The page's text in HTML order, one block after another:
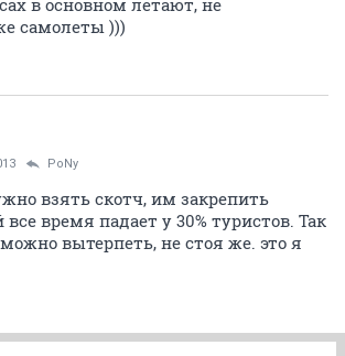
в основном летают, не
самолеты )))
PoNy
взять скотч, им закрепить
время падает у 30% туристов. Так
вытерпеть, не стоя же. это я